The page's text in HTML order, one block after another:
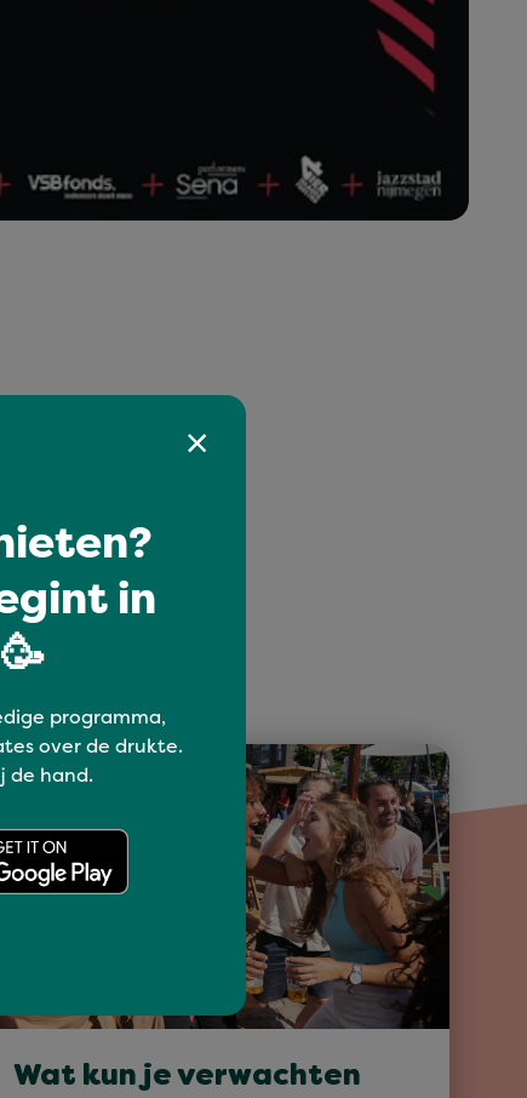
programma
Wat kun je verwachten
in
programma,
over de drukte.
de hand.